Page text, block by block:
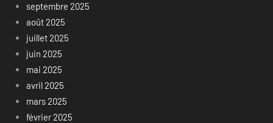
septembre 2025
août 2025
juillet 2025
juin 2025
mai 2025
avril 2025
mars 2025
février 2025